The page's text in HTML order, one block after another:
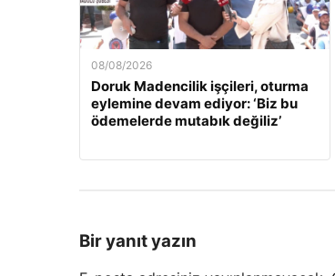
08/08/2026
Doruk Madencilik işçileri, oturma
eylemine devam ediyor: ‘Biz bu
ödemelerde mutabık değiliz’
Bir yanıt yazın